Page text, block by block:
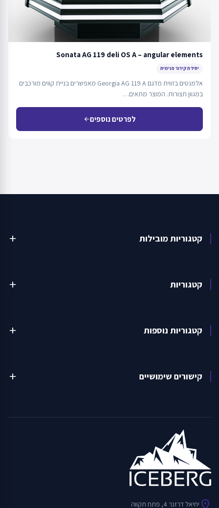
Sonata AG 119 deli OS A – angular elements
יחידת קירור פנימית
אלמנטים בזווית מדגם Georgia AG 119 A מאפשרים בניית קווים מורכבים
במגוון תצורות. המוצר מתאים…
לפרטים נוספיםarrow_back
קטגוריות מובילות add
קטגוריות add
קטגוריות נוספות add
קישורים שימושיים add
location_on יחיאל דרזנר 4, פתח תקווה